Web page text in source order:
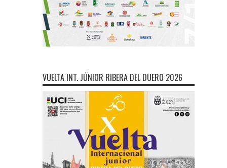
VUELTA INT. JÚNIOR RIBERA DEL DUERO 2026